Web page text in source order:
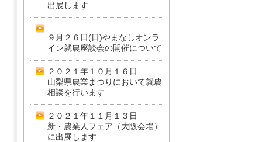
出展します
９月２６日(日)やまなしオンラ
イン就農座談会の開催について
２０２１年１０月１６日
山梨県農業まつりにおいて就農
相談を行います
２０２１年１１月１３日
新・農業人フェア（大阪会場）
に出展します